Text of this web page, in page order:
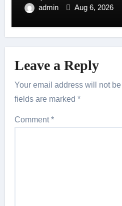
admin Aug 6, 2026
Leave a Reply
Your email address will not
fields are marked*
Comment*